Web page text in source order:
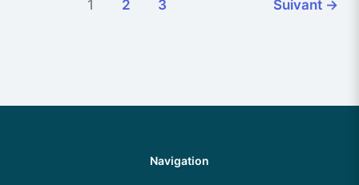
1 2 3 Suivant →
Navigation